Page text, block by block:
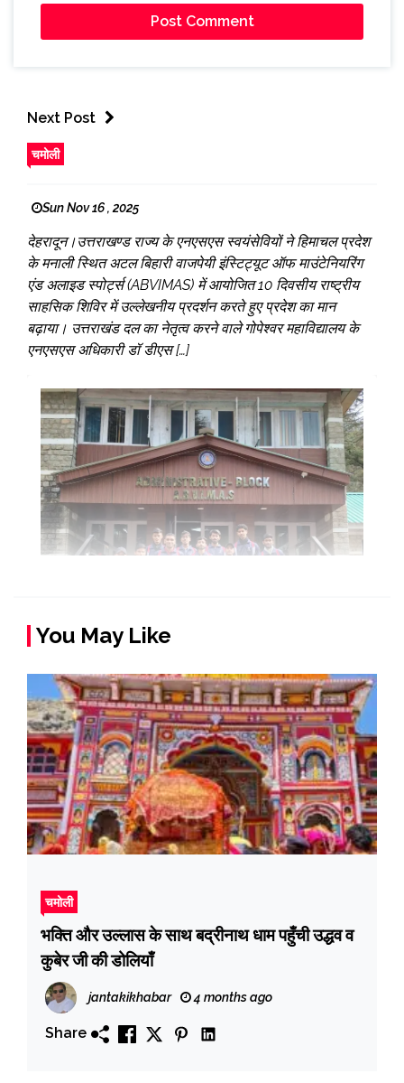
Next Post
चमोली
Sun Nov 16 , 2025
देहरादून।उत्तराखण्ड राज्य के एनएसएस स्वयंसेवियों ने हिमाचल प्रदेश
के मनाली स्थित अटल बिहारी वाजपेयी इंस्टिट्यूट ऑफ माउंटेनियरिंग
एंड अलाइड स्पोर्ट्स (ABVIMAS) में आयोजित 10 दिवसीय राष्ट्रीय
साहसिक शिविर में उल्लेखनीय प्रदर्शन करते हुए प्रदेश का मान
बढ़ाया। उत्तराखंड दल का नेतृत्व करने वाले गोपेश्वर महाविद्यालय के
एनएसएस अधिकारी डॉ डीएस […]
You May Like
चमोली
भक्ति और उल्लास के साथ बद्रीनाथ धाम पहुँची उद्धव व
कुबेर जी की डोलियाँ
jantakikhabar 4 months ago
Share